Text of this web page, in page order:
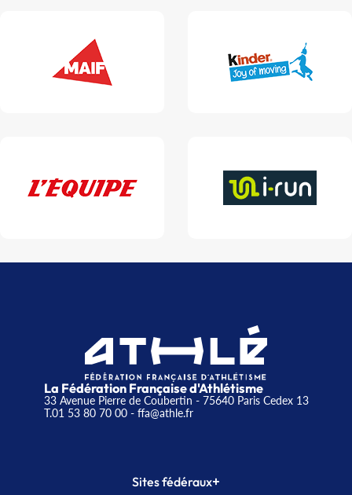
La Fédération Française d'Athlétisme
33 Avenue Pierre de Coubertin - 75640 Paris Cedex 13
T.01 53 80 70 00- ffa@athle.fr
Sites fédéraux+